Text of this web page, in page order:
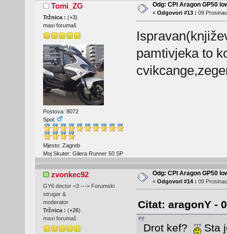
Tomi_ZG
Tržnica : (+3)
maxi forumaš
Postova: 8072
Spol:
Mjesto: Zagreb
Moj Skuter: Gilera Runner 50 SP
Odg: CPI Aragon GP50
« Odgovori #13 : 09
pamtivjeka to
zvonkec92
GY6 doctor <3 ---> Forumski
strugar &
moderator
Tržnica : (+26)
maxi forumaš
Odg: CPI Aragon GP50
« Odgovori #14 : 09
Citat: aragonY -
Drot kef?
Sta